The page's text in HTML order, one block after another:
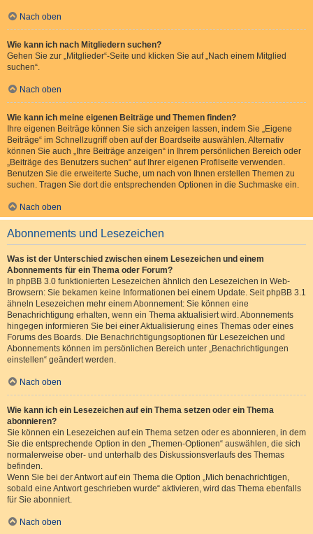
Nach oben
Wie kann ich nach Mitgliedern suchen?
Gehen Sie zur „Mitglieder“-Seite und klicken Sie auf „Nach einem Mitglied
suchen“.
Nach oben
Wie kann ich meine eigenen Beiträge und Themen finden?
Ihre eigenen Beiträge können Sie sich anzeigen lassen, indem Sie „Eigene
Beiträge“ im Schnellzugriff oben auf der Boardseite auswählen. Alternativ
können Sie auch „Ihre Beiträge anzeigen“ in Ihrem persönlichen Bereich oder
„Beiträge des Benutzers suchen“ auf Ihrer eigenen Profilseite verwenden.
Benutzen Sie die erweiterte Suche, um nach von Ihnen erstellen Themen zu
suchen. Tragen Sie dort die entsprechenden Optionen in die Suchmaske ein.
Nach oben
Abonnements und Lesezeichen
Was ist der Unterschied zwischen einem Lesezeichen und einem
Abonnements für ein Thema oder Forum?
In phpBB 3.0 funktionierten Lesezeichen ähnlich den Lesezeichen in Web-
Browsern: Sie bekamen keine Informationen bei einem Update. Seit phpBB 3.1
ähneln Lesezeichen mehr einem Abonnement: Sie können eine
Benachrichtigung erhalten, wenn ein Thema aktualisiert wird. Abonnements
hingegen informieren Sie bei einer Aktualisierung eines Themas oder eines
Forums des Boards. Die Benachrichtigungsoptionen für Lesezeichen und
Abonnements können im persönlichen Bereich unter „Benachrichtigungen
einstellen“ geändert werden.
Nach oben
Wie kann ich ein Lesezeichen auf ein Thema setzen oder ein Thema
abonnieren?
Sie können ein Lesezeichen auf ein Thema setzen oder es abonnieren, in dem
Sie die entsprechende Option in den „Themen-Optionen“ auswählen, die sich
normalerweise ober- und unterhalb des Diskussionsverlaufs des Themas
befinden.
Wenn Sie bei der Antwort auf ein Thema die Option „Mich benachrichtigen,
sobald eine Antwort geschrieben wurde“ aktivieren, wird das Thema ebenfalls
für Sie abonniert.
Nach oben